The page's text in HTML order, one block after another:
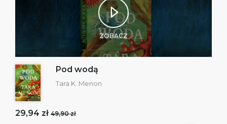
ZOBACZ
Pod wodą
Tara K. Menon
29,94 zł 49,90 zł